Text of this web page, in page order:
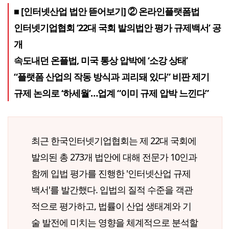
■ [인터넷산업 법안 뜯어보기] ② 온라인플랫폼법
인터넷기업협회 ‘22대 국회 발의법안 평가 규제백서’ 공
개
속도내던 온플법, 미국 통상 압박에 ‘소강 상태’
“플랫폼 산업의 작동 방식과 괴리돼 있다” 비판 제기
규제 논의로 ‘하세월’…업계 “이미 규제 압박 느낀다”
최근 한국인터넷기업협회는 제 22대 국회에
발의된 총 273개 법안에 대해 전문가 10인과
함께 입법 평가를 진행한 '인터넷산업 규제
백서'를 발간했다. 입법의 질적 수준을 객관
적으로 평가하고, 법률이 산업 생태계와 기
술 발전에 미치는 영향을 체계적으로 분석할